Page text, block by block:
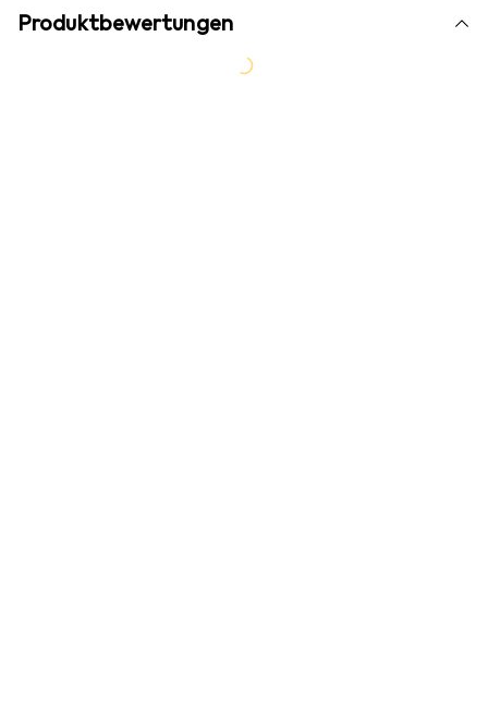
Produktbewertungen